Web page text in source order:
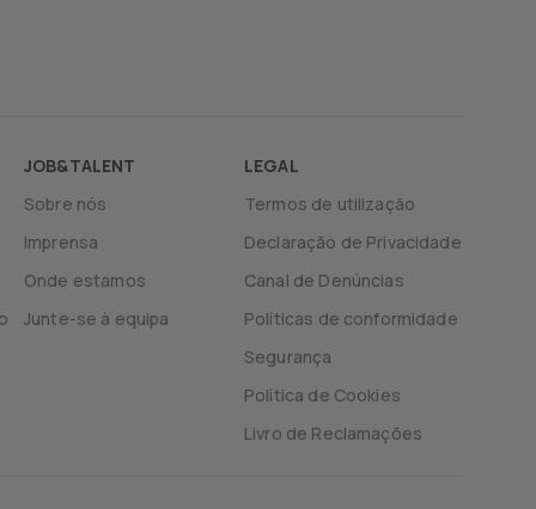
JOB&TALENT
Sobre nós
Imprensa
Onde estamos
Junte-se à equipa
LEGAL
Termos de utilização
Declaração de Privacidade
Canal de Denúncias
Políticas de conformidade
Segurança
Política de Cookies
Livro de Reclamações